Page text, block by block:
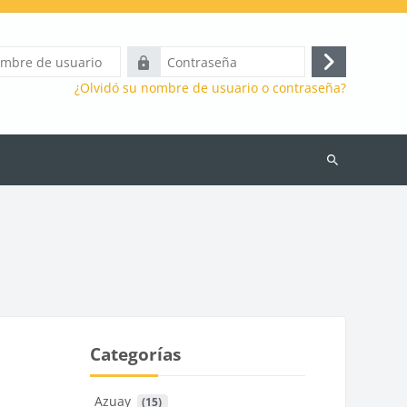
Contraseña
Acceder
¿Olvidó su nombre de usuario o contraseña?
Buscar
Categorías
Azuay (15)